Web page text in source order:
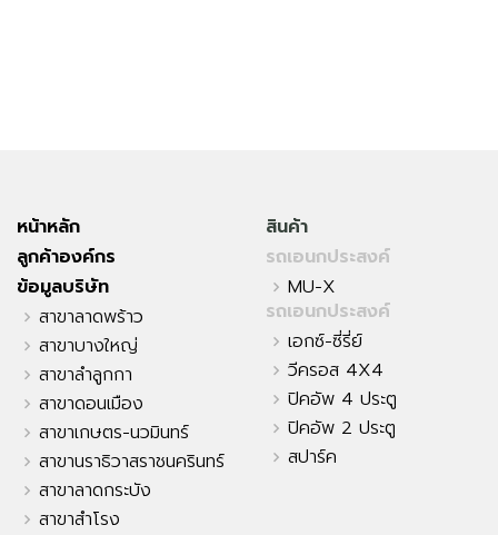
หน้าหลัก
ลูกค้าองค์กร
ข้อมูลบริษัท
สาขาลาดพร้าว
สาขาบางใหญ่
สาขาลำลูกกา
สาขาดอนเมือง
สาขาเกษตร-นวมินทร์
สาขานราธิวาสราชนครินทร์
สาขาลาดกระบัง
สาขาสำโรง
สินค้า
รถเอนกประสงค์
MU-X
รถเอนกประสงค์
เอกซ์-ซี่รี่ย์
วีครอส 4X4
ปิคอัพ 4 ประตู
ปิคอัพ 2 ประตู
สปาร์ค